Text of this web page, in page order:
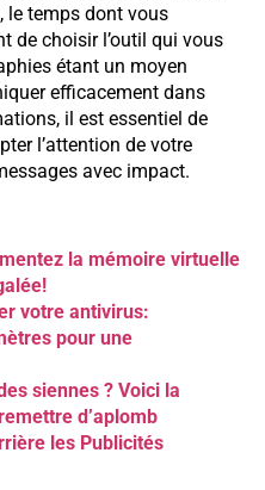
le temps dont vous
de choisir l’outil qui vous
étant un moyen
efficacement dans
il est essentiel de
l’attention de votre
avec impact.
la mémoire virtuelle
votre antivirus:
pour une
siennes ? Voici la
d’aplomb
les Publicités